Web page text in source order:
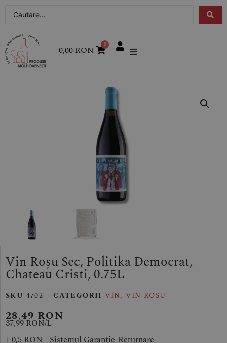
0,00 RON 0
Vin Roșu Sec, Politika Democrat,
Chateau Cristi, 0.75L
SKU 4702 CATEGORII VIN,VIN ROSU
28,49 RON
37,99 RON/L
+ 0,5 RON - Sistemul Garanție-Returnare